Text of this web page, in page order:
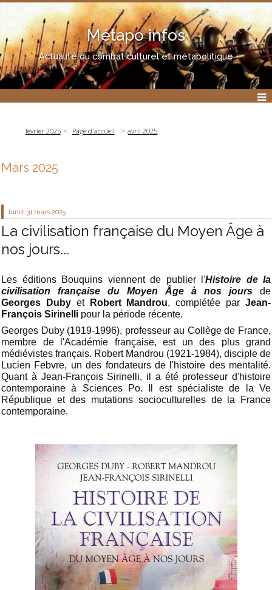
Métapo infos
Actualité du combat culturel et métapolitique
février 2025 Page d'accueil avril 2025
Mars 2025
lundi 31 mars 2025
La civilisation française du Moyen Âge à
nos jours...
Les éditions Bouquins viennent de publier l'Histoire de la
civilisation française du Moyen Âge à nos jours de
Georges Dubyet Robert Mandrou, complétée parJean-
François Sirinelli pour la période récente.
Georges Duby (1919-1996), professeur au Collège de France,
membre de l'Académie française, est un des plus grand
médiévistes français. Robert Mandrou (1921-1984), disciple de
Lucien Febvre, un des fondateurs de l'histoire des mentalité.
Quant à Jean-François Sirinelli, il a été professeur d'histoire
contemporaine à Sciences Po. Il est spécialiste de la Ve
République et des mutations socioculturelles de la France
contemporaine.